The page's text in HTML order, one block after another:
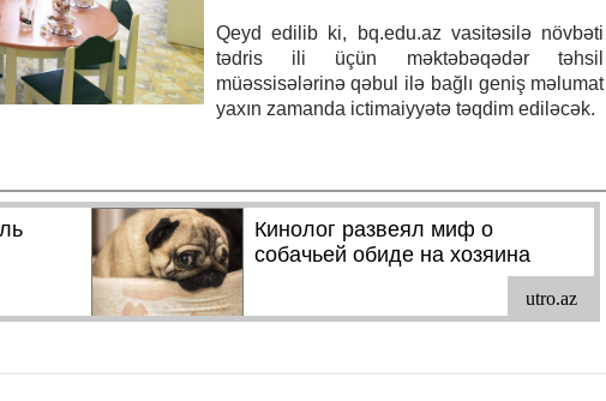
Qeyd edilib ki, bq.edu.az vasitəsilə növbəti
tədris ili üçün məktəbəqədər təhsil
müəssisələrinə qəbul ilə bağlı geniş məlumat
yaxın zamanda ictimaiyyətə təqdim ediləcək.